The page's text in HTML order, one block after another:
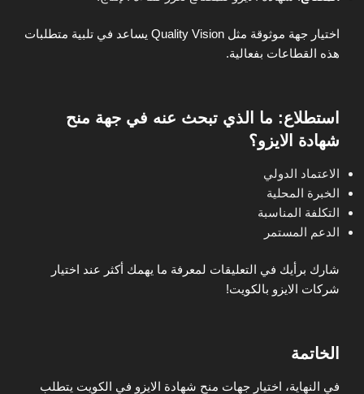
اختيار جهة موثوقة مثل Quality Vision يساعد في تلبية متطلبات
هذه القطاعات بفعالية.
استطلاع: ما الذي تبحث عنه في جهة منح
شهادة الايزو؟
الاعتماد الدولي
الخبرة المحلية
التكلفة المناسبة
الدعم المستمر
شارك برأيك في التعليقات لمعرفة ما يهمك أكثر عند اختيار
شركات الايزو بالكويت!
الخاتمة
في النهاية، اختيار جهات منح شهادة الايزو في الكويت يتطلب